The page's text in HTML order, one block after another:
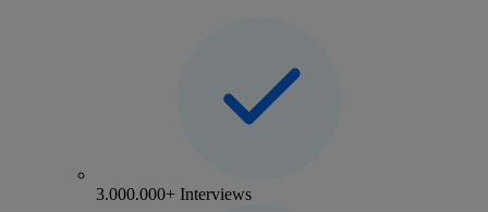
3.000.000+ Interviews